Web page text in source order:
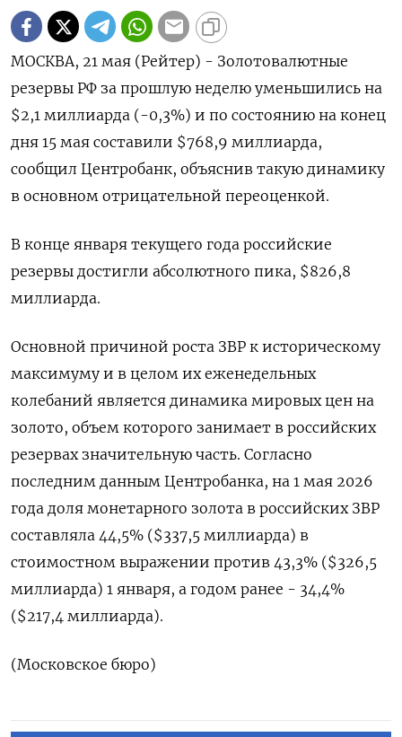
МОСКВА, 21 мая (Рейтер) - Золотовалютные
резервы РФ за прошлую неделю ‌уменьшились на
$2,1 миллиарда (-0,3%) и по состоянию на конец
дня ​15 ​мая составили $768,9 ​миллиарда,
сообщил Центробанк, ⁠объяснив ‌такую динамику
в ‌основном отрицательной переоценкой.
В конце января текущего ​года российские
‌резервы достигли абсолютного пика, $826,8
миллиарда.
Основной ​причиной роста ЗВР ‌к историческому
максимуму и в целом их еженедельных ​
колебаний является ​динамика ‌мировых цен на
золото, ​объем которого занимает в российских
резервах значительную часть. Согласно
последним данным Центробанка, на 1 мая 2026
года доля монетарного ​золота в ⁠российских ЗВР
составляла 44,5% ($337,5 миллиарда) в
‌стоимостном выражении против ‌43,3% ($326,5
миллиарда) 1 января, а ​годом ранее - 34,4%
($217,4 ‌миллиарда).
(Московское бюро)